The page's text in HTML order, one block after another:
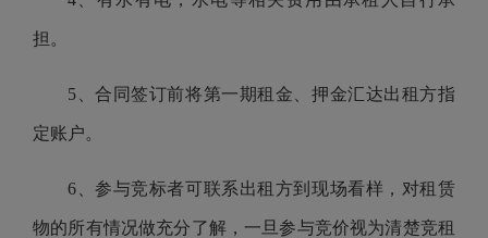
担。
5、合同签订前将第一期租金、押金汇达出租方指
定账户。
6、参与竞标者可联系出租方到现场看样，对租赁
物的所有情况做充分了解，一旦参与竞价视为清楚竞租